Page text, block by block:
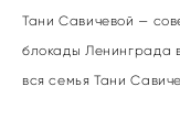
Тани Савичевой —
блокады Ленинграда
вся семья Тани